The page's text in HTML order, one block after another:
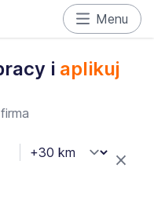
Menu
i aplikuj